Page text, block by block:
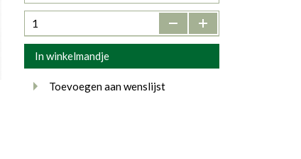
- +
In winkelmandje
Toevoegen aan wenslijst